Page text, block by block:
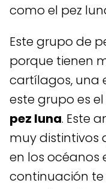
como el pez
Este grupo de
porque tienen
cartílagos, una
este grupo es
pez luna. Este
muy distintivos
en los océanos
continuación